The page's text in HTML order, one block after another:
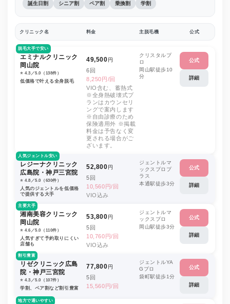
誕生日割 シニア割 ペア割 乗換割 学割
クリニック名 料金 主脱毛機 公式
脱毛大手で安い
エミナルクリニック
岡山院
⭐️ 4.3／5.0（138件）
低価格で叶える全身脱毛
49,500円
6回
8,250円/回
VIO含む、蓄熱式
※全身熱破壊式プ
ランはカウンセリ
ングで案内します
※自由診療のため
保険適用外 ※掲載
料金は予告なく変
更される場合がご
ざいます。
クリスタルプ
ロ
岡山駅徒歩10
分
公式
詳細
人気ジェントル安い
レジーナクリニック
広島院・神戸三宮院
⭐️ 4.8／5.0（630件）
人気のジェントルを低価格
で提供する大手
52,800円
5回
10,560円/回
VIO込み
ジェントルマ
ックスプロプ
ラス
本通駅徒歩3分
公式
詳細
主要大手
湘南美容クリニック
岡山院
⭐️ 4.6／5.0（110件）
人気すぎて予約取りにくい
店舗も
53,800円
5回
10,760円/回
VIO込み
ジェントルマ
ックスプロ
岡山駅徒歩3分
公式
詳細
割引豊富
リゼクリニック広島
院・神戸三宮院
⭐️ 4.3／5.0（107件）
学割、ペア割など割引豊富
77,800円
5回
15,560円/回
ジェントルYA
Gプロ
袋町駅徒歩1分
公式
詳細
地方で通いやすい